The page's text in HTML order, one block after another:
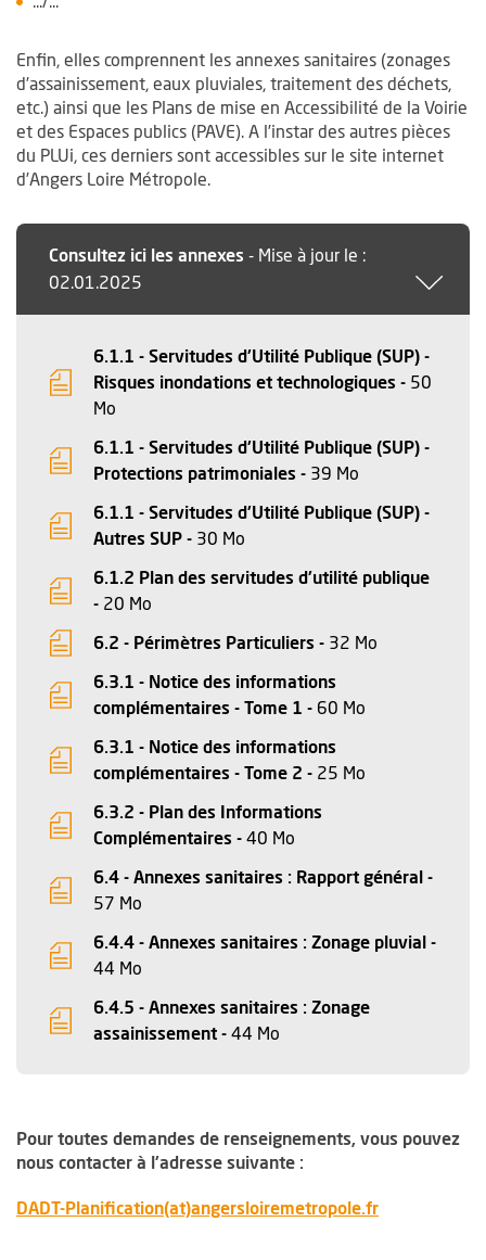
Enfin, elles comprennent les annexes sanitaires (zonages
d’assainissement, eaux pluviales, traitement des déchets,
etc.) ainsi que les Plans de mise en Accessibilité de la Voirie
et des Espaces publics (PAVE). A l’instar des autres pièces
du PLUi, ces derniers sont accessibles sur le site internet
d’Angers Loire Métropole.
Consultez ici les annexes - Mise à jour le :
02.01.2025
6.1.1 - Servitudes d'Utilité Publique (SUP) -
Risques inondations et technologiques - 50
Mo
6.1.1 - Servitudes d'Utilité Publique (SUP) -
Protections patrimoniales - 39 Mo
6.1.1 - Servitudes d'Utilité Publique (SUP) -
Autres SUP - 30 Mo
6.1.2 Plan des servitudes d'utilité publique
- 20 Mo
6.2 - Périmètres Particuliers - 32 Mo
6.3.1 - Notice des informations
complémentaires - Tome 1 - 60 Mo
6.3.1 - Notice des informations
complémentaires - Tome 2 - 25 Mo
6.3.2 - Plan des Informations
Complémentaires - 40 Mo
6.4 - Annexes sanitaires : Rapport général -
57 Mo
6.4.4 - Annexes sanitaires : Zonage pluvial -
44 Mo
6.4.5 - Annexes sanitaires : Zonage
assainissement - 44 Mo
Pour toutes demandes de renseignements, vous pouvez
nous contacter à l'adresse suivante :
DADT-Planification(at)angersloiremetropole.fr, Ouvre une